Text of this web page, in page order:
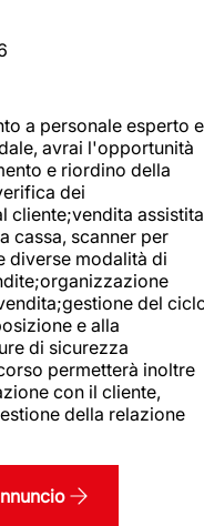
a personale esperto e
avrai l'opportunità
e riordino della
dei
cliente;vendita assistita
cassa, scanner per
diverse modalità di
del
e alla
di sicurezza
permetterà inoltre
con il cliente,
della relazione